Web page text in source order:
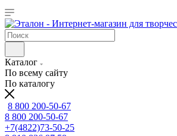
Каталог
По всему сайту
По каталогу
8 800 200-50-67
8 800 200-50-67
+7(4822)73-50-25